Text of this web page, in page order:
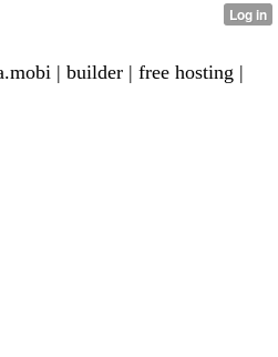
| builder | free hosting |